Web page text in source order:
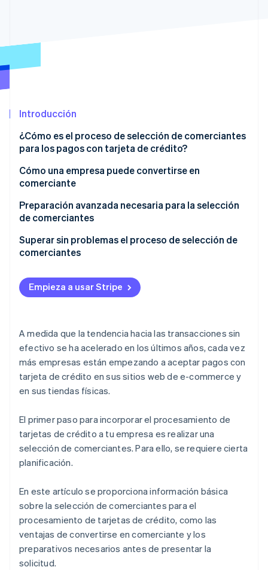
Atlas
Verificación de identidad en línea
Stripe Sessions 2026
para la IA.
Ver ahora
Introducción
¿Cómo es el proceso de selección de comerciantes
para los pagos con tarjeta de crédito?
¿Por qué es necesaria la selección de
comerciantes?
Ventajas de convertirse en comerciante
de selección de comerciantes
Cómo una empresa puede convertirse en
comerciante
Contrato directo con el adquirente
procesamiento de pagos
Preparación avanzada necesaria para la selección
de comerciantes
Asegúrate de que tu sitio web funcione
correctamente
Prepara los distintos documentos que debes
presentar
Superar sin problemas el proceso de selección de
comerciantes
Empieza a usar Stripe
A medida que la tendencia hacia las transacciones sin
efectivo se ha acelerado en los últimos años, cada vez
más empresas están empezando a aceptar pagos con
tarjeta de crédito en sus sitios web de e-commerce y
en sus tiendas físicas.
El primer paso para incorporar el procesamiento de
tarjetas de crédito a tu empresa es realizar una
selección de comerciantes. Para ello, se requiere cierta
planificación.
En este artículo se proporciona información básica
sobre la selección de comerciantes para el
procesamiento de tarjetas de crédito, como las
ventajas de convertirse en comerciante y los
preparativos necesarios antes de presentar la
solicitud.